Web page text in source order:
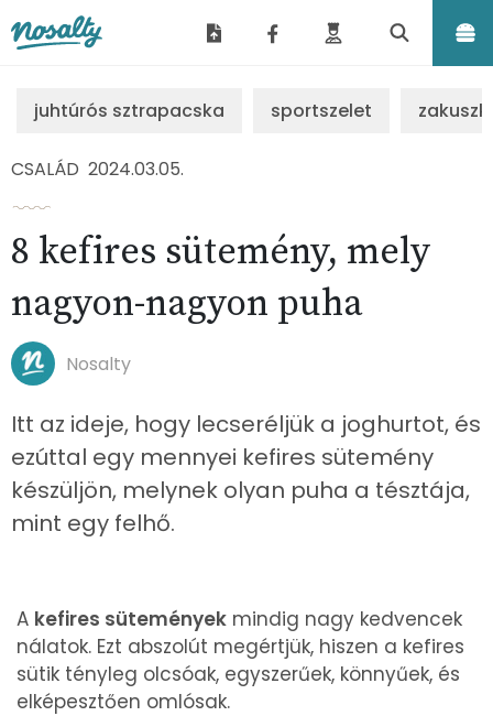
juhtúrós sztrapacska sportszelet
CSALÁD 2024.03.05.
8 kefires sütemény, mely
nagyon-nagyon puha
Nosalty
Itt az ideje, hogy lecseréljük a joghurtot, és
ezúttal egy mennyei kefires sütemény
készüljön, melynek olyan puha a tésztája,
mint egy felhő.
A kefires sütemények mindig nagy kedvencek
nálatok. Ezt abszolút megértjük, hiszen a kefires
sütik tényleg olcsóak, egyszerűek, könnyűek, és
elképesztően omlósak.